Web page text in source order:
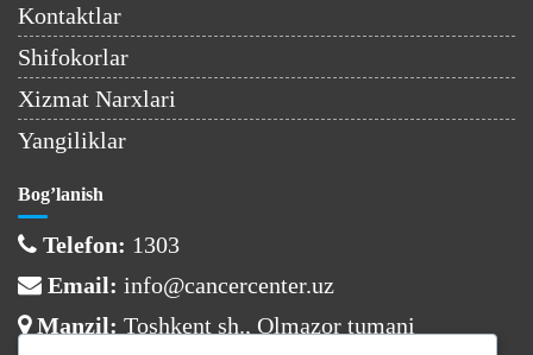
Kontaktlar
Shifokorlar
Xizmat Narxlari
Yangiliklar
Bog’lanish
Telefon: 1303
Email: info@cancercenter.uz
Manzil: Toshkent sh., Olmazor tumani